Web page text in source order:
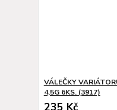
VÁLEČKY
4,5G 6KS. (3917)
235 Kč